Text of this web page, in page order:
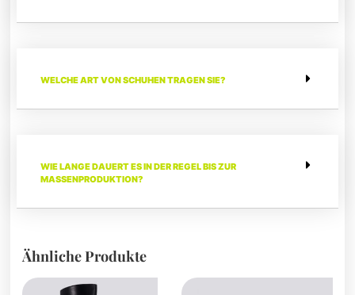
WELCHE ART VON SCHUHEN TRAGEN SIE?
WIE LANGE DAUERT ES IN DER REGEL BIS ZUR
MASSENPRODUKTION?
Ähnliche Produkte